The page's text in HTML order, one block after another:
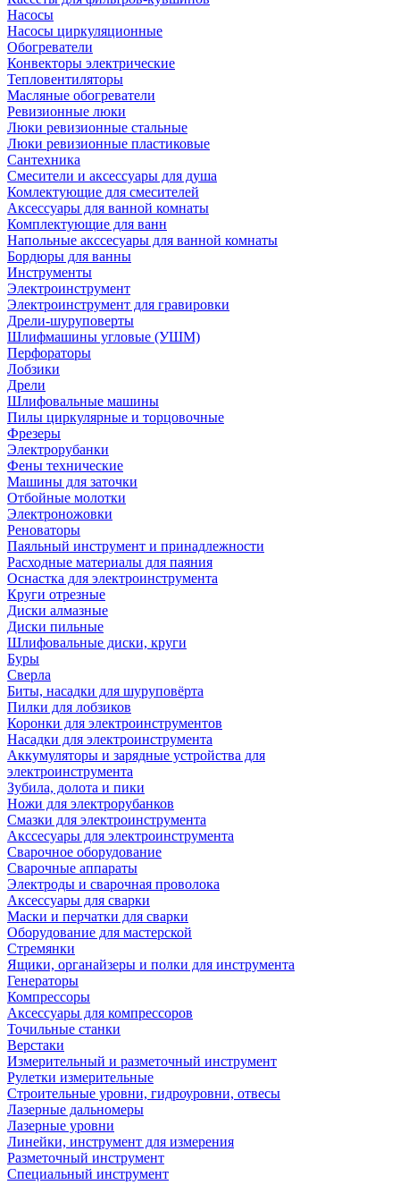
Насосы
Насосы циркуляционные
Обогреватели
Конвекторы электрические
Тепловентиляторы
Масляные обогреватели
Ревизионные люки
Люки ревизионные стальные
Люки ревизионные пластиковые
Сантехника
Смесители и аксессуары для душа
Комлектующие для смесителей
Аксессуары для ванной комнаты
Комплектующие для ванн
Напольные акссесуары для ванной комнаты
Бордюры для ванны
Инструменты
Электроинструмент
Электроинструмент для гравировки
Дрели-шуруповерты
Шлифмашины угловые (УШМ)
Перфораторы
Лобзики
Дрели
Шлифовальные машины
Пилы циркулярные и торцовочные
Фрезеры
Электрорубанки
Фены технические
Машины для заточки
Отбойные молотки
Электроножовки
Реноваторы
Паяльный инструмент и принадлежности
Расходные материалы для паяния
Оснастка для электроинструмента
Круги отрезные
Диски алмазные
Диски пильные
Шлифовальные диски, круги
Буры
Сверла
Биты, насадки для шуруповёрта
Пилки для лобзиков
Коронки для электроинструментов
Насадки для электроинструмента
Аккумуляторы и зарядные устройства для
электроинструмента
Зубила, долота и пики
Ножи для электрорубанков
Смазки для электроинструмента
Акссесуары для электроинструмента
Сварочное оборудование
Сварочные аппараты
Электроды и сварочная проволока
Аксессуары для сварки
Маски и перчатки для сварки
Оборудование для мастерской
Стремянки
Ящики, органайзеры и полки для инструмента
Генераторы
Компрессоры
Аксессуары для компрессоров
Точильные станки
Верстаки
Измерительный и разметочный инструмент
Рулетки измерительные
Строительные уровни, гидроуровни, отвесы
Лазерные дальномеры
Лазерные уровни
Линейки, инструмент для измерения
Разметочный инструмент
Специальный инструмент